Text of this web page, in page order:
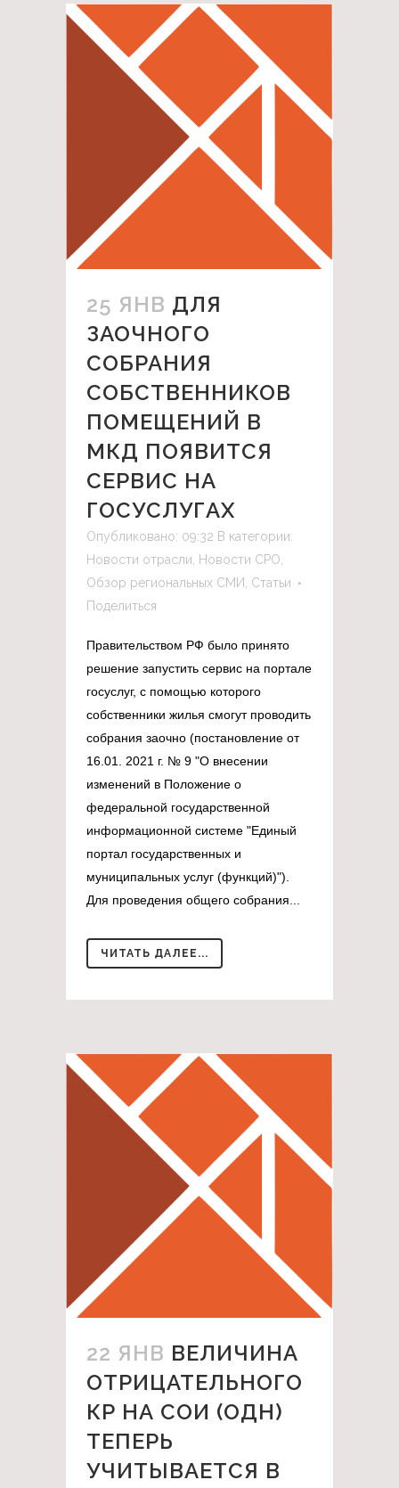
25 ЯНВ ДЛЯ
ЗАОЧНОГО
СОБРАНИЯ
СОБСТВЕННИКОВ
ПОМЕЩЕНИЙ В
МКД ПОЯВИТСЯ
СЕРВИС НА
ГОСУСЛУГАХ
Опубликовано: 09:32 В категории:
Новости отрасли Новости СРО
Обзор региональных СМИ Статьи
Поделиться
Правительством РФ было принято
решение запустить сервис на портале
госуслуг, с помощью которого
собственники жилья смогут проводить
собрания заочно (постановление от
16.01. 2021 г. № 9 "О внесении
изменений в Положение о
федеральной государственной
информационной системе "Единый
портал государственных и
муниципальных услуг (функций)").
Для проведения общего собрания...
ЧИТАТЬ ДАЛЕЕ...
22 ЯНВ ВЕЛИЧИНА
ОТРИЦАТЕЛЬНОГО
КР НА СОИ (ОДН)
ТЕПЕРЬ
УЧИТЫВАЕТСЯ В